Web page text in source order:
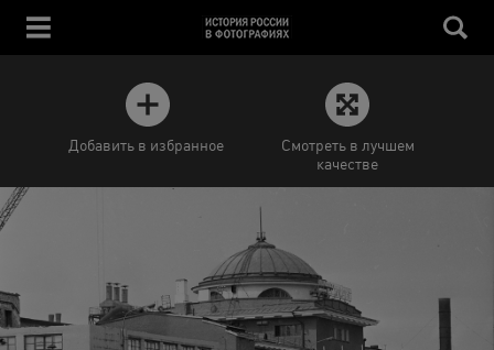
Добавить в избранное
Смотреть в лучшем
качестве